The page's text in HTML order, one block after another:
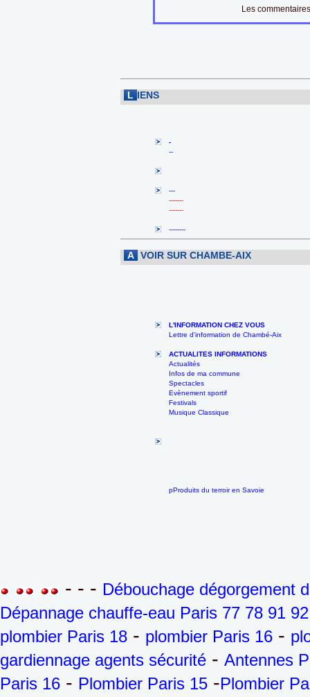
Les
L IENS
-
--
---
-------
-------
--------
A VOIR SUR CHAMBE-AIX
L'INFORMATION CHEZ VOUS
Lettre d'information de Chambé-Aix
ACTUALITES INFORMATIONS
Actualités
Infos de ma commune
Spectacles
Evènement sportif
Festivals
Musique Classique
pProduits du terroir en Savoie
- - - Débouchage dégorgement
Dépannage chauffe-eau Paris 77 78 91
plombier Paris 18 - plombier Paris 16 -
gardiennage agents sécurité - Antennes
Paris 16 - Plombier Paris 15 -Plombier